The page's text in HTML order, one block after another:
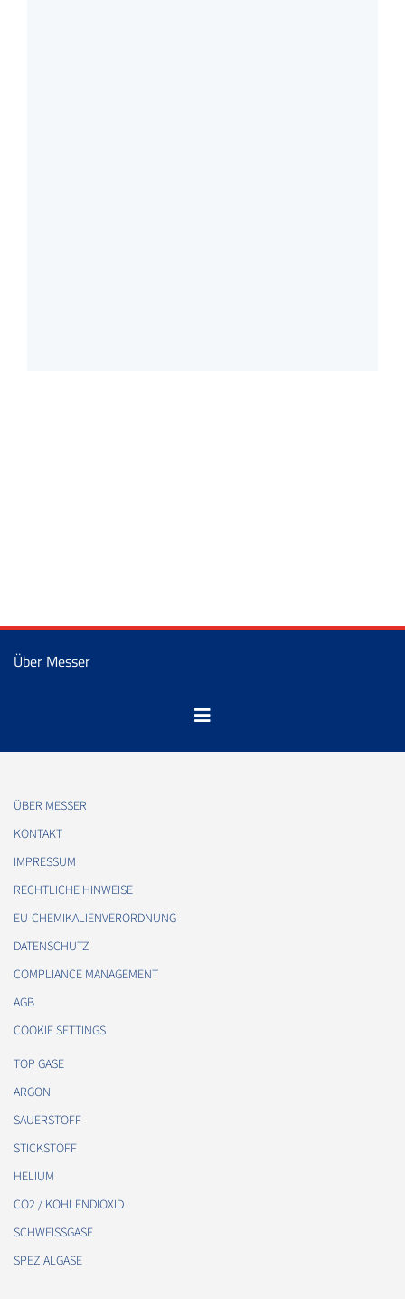
Über Messer
ÜBER MESSER
KONTAKT
IMPRESSUM
RECHTLICHE HINWEISE
EU-CHEMIKALIENVERORDNUNG
DATENSCHUTZ
COMPLIANCE MANAGEMENT
AGB
COOKIE SETTINGS
TOP GASE
ARGON
SAUERSTOFF
STICKSTOFF
HELIUM
CO2 / KOHLENDIOXID
SCHWEISSGASE
SPEZIALGASE